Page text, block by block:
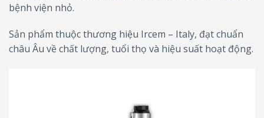
bệnh viện nhỏ.
Sản phẩm thuộc thương hiệu Ircem – Italy, đạt chuẩn
châu Âu về chất lượng, tuổi thọ và hiệu suất hoạt động.